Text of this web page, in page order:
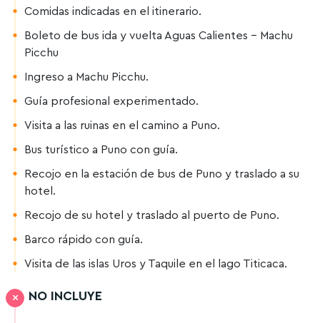
Comidas indicadas en el itinerario.
Boleto de bus ida y vuelta Aguas Calientes – Machu
Picchu
Ingreso a Machu Picchu.
Guía profesional experimentado.
Visita a las ruinas en el camino a Puno.
Bus turístico a Puno con guía.
Recojo en la estación de bus de Puno y traslado a su
hotel.
Recojo de su hotel y traslado al puerto de Puno.
Barco rápido con guía.
Visita de las islas Uros y Taquile en el lago Titicaca.
NO INCLUYE